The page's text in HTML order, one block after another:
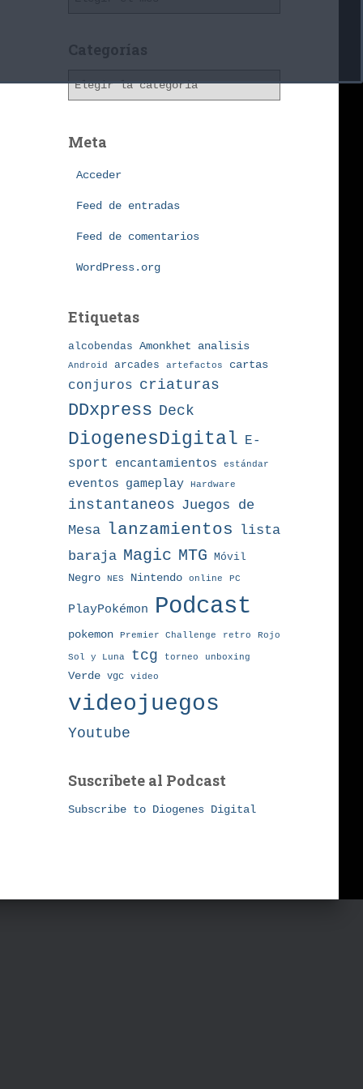
h
v
o
Categorías
g
Meta
Acceder
Feed de entradas
Feed de comentarios
WordPress.org
Etiquetas
alcobendas Amonkhet analisis
Android arcades artefactos cartas
conjuros criaturas
DDxpress Deck
DiogenesDigital E-
sport
encantamientos estándar
eventos gameplay Hardware
instantaneos Juegos de
Mesa
lanzamientos
lista
baraja Magic MTG Móvil
Negro
NES Nintendo online PC
PlayPokémon Podcast
pokemon Premier Challenge retro Rojo
Sol y Luna tcg torneo unboxing
Verde vgc video
videojuegos
Youtube
Suscribete al Podcast
Subscribe to Diogenes Digital